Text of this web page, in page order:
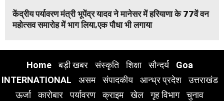
केंद्रीय पर्यावरण मंत्री भूपेंद्र यादव ने मानेसर में हरियाणा के 77वें वन
महोत्सव समारोह में भाग लिया,एक पौधा भी लगाया
Home बड़ी खबर संस्कृति शिक्षा सौन्दर्य
Goa
INTERNATIONAL
असम संपादकीय आन्ध्र प्रदेश
उत्तराखंड
ऊर्जा
कारोबार पर्यावरण क्राइम खेल गृह विभाग
चुनाव